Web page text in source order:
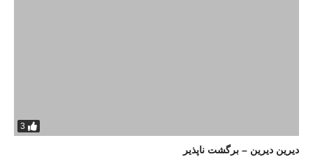
3
دیرین دیرین – برگشت ناپذیر